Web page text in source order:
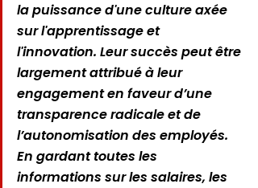
la puissance d'une culture axée
sur l'apprentissage et
l'innovation. Leur succès peut être
largement attribué à leur
engagement en faveur d’une
transparence radicale et de
l’autonomisation des employés.
En gardant toutes les
informations sur les salaires, les